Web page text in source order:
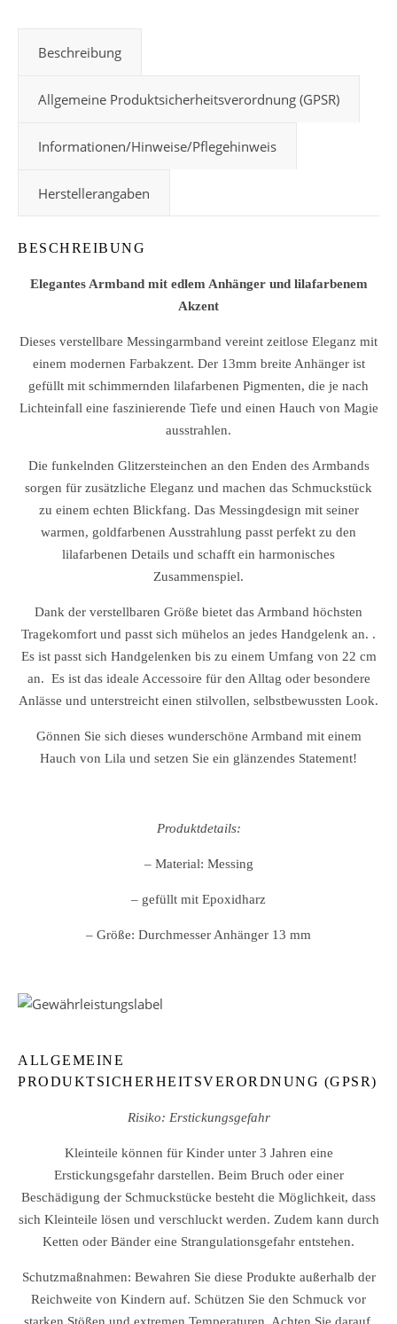
Beschreibung
Allgemeine Produktsicherheitsverordnung (GPSR)
Informationen/Hinweise/Pflegehinweis
Herstellerangaben
BESCHREIBUNG
Elegantes Armband mit edlem Anhänger und lilafarbenem
Akzent
Dieses verstellbare Messingarmband vereint zeitlose Eleganz mit
einem modernen Farbakzent. Der 13mm breite Anhänger ist
gefüllt mit schimmernden lilafarbenen Pigmenten, die je nach
Lichteinfall eine faszinierende Tiefe und einen Hauch von Magie
ausstrahlen.
Die funkelnden Glitzersteinchen an den Enden des Armbands
sorgen für zusätzliche Eleganz und machen das Schmuckstück
zu einem echten Blickfang. Das Messingdesign mit seiner
warmen, goldfarbenen Ausstrahlung passt perfekt zu den
lilafarbenen Details und schafft ein harmonisches
Zusammenspiel.
Dank der verstellbaren Größe bietet das Armband höchsten
Tragekomfort und passt sich mühelos an jedes Handgelenk an. .
Es ist passt sich Handgelenken bis zu einem Umfang von 22 cm
an. Es ist das ideale Accessoire für den Alltag oder besondere
Anlässe und unterstreicht einen stilvollen, selbstbewussten Look.
Gönnen Sie sich dieses wunderschöne Armband mit einem
Hauch von Lila und setzen Sie ein glänzendes Statement!
Produktdetails:
– Material: Messing
– gefüllt mit Epoxidharz
– Größe: Durchmesser Anhänger 13 mm
ALLGEMEINE
PRODUKTSICHERHEITSVERORDNUNG (GPSR)
Risiko: Erstickungsgefahr
Kleinteile können für Kinder unter 3 Jahren eine
Erstickungsgefahr darstellen. Beim Bruch oder einer
Beschädigung der Schmuckstücke besteht die Möglichkeit, dass
sich Kleinteile lösen und verschluckt werden. Zudem kann durch
Ketten oder Bänder eine Strangulationsgefahr entstehen.
Schutzmaßnahmen: Bewahren Sie diese Produkte außerhalb der
Reichweite von Kindern auf. Schützen Sie den Schmuck vor